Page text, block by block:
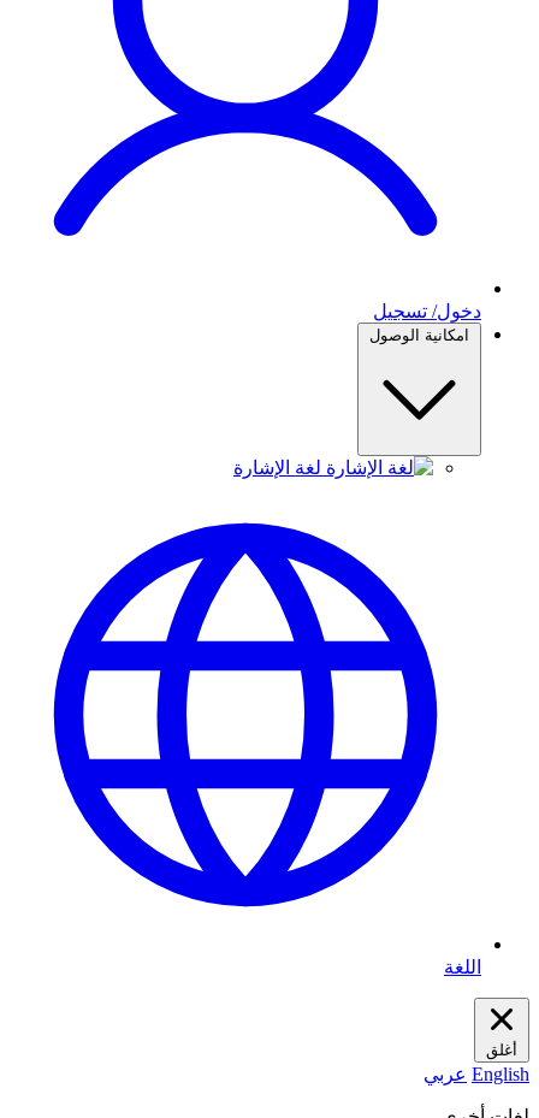
دخول/ تسجيل
امكانية الوصول
لغة الإشارة
اللغة
أغلق
English عربي